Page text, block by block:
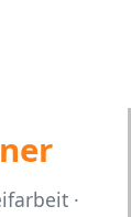
·